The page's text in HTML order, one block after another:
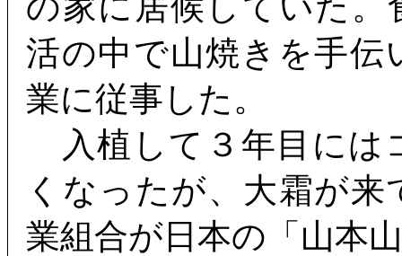
活の中で山焼きを手伝
業に従事した。
入植して３年目には
くなったが、大霜が
業組合が日本の「山本